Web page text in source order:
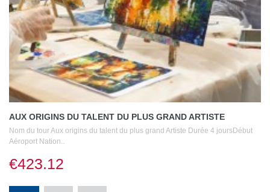
AUX ORIGINS DU TALENT DU PLUS GRAND ARTISTE
Nom du tour Aux origins du talent du plus grand Artiste Durée 4 joursDébut
Aéroport Nation..
€423.12